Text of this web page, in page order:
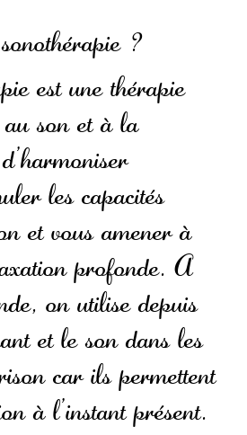
?
est une thérapie
son et à la
les capacités
et vous amener à
profonde. A
on utilise depuis
et le son dans les
car ils permettent
à l’instant présent.